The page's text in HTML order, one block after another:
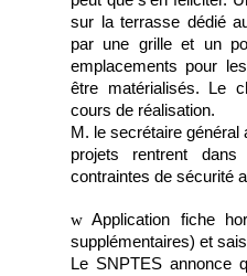
sur la terrasse dédié
par une grille et un
emplacements pour
être matérialisés. Le
cours de réalisation.
M. le secrétaire général
projets rentrent
contraintes de sécurité
w Application fiche
supplémentaires) et
Le SNPTES annonce